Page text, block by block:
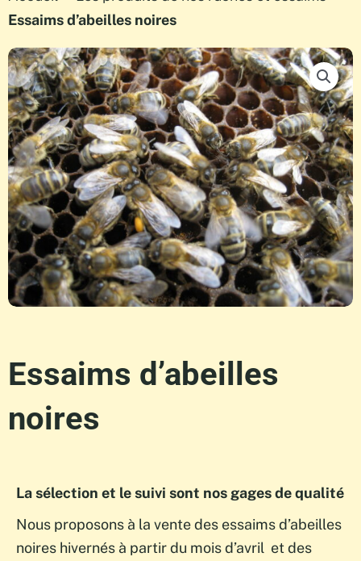
Essaims d’abeilles noires
Essaims d’abeilles
noires
La sélection et le suivi sont nos gages de qualité
Nous proposons à la vente des essaims d’abeilles
noires hivernés à partir du mois d’avril et des